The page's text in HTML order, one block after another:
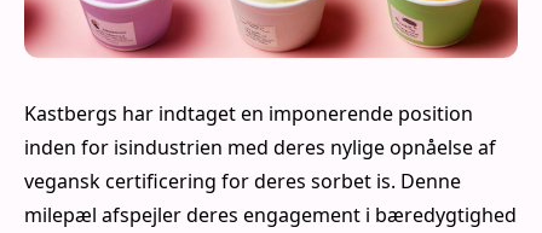
Kastbergs har indtaget en imponerende position
inden for isindustrien med deres nylige opnåelse af
vegansk certificering for deres sorbet is. Denne
milepæl afspejler deres engagement i bæredygtighed